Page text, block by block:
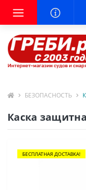
БЕЗОПАСНОСТЬ
Каска
БЕСПЛАТНАЯ ДОСТАВКА!